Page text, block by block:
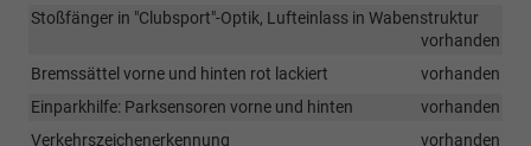
Stoßfänger in "Clubsport"-Optik, Lufteinlass in Wabenstruktur
vorhanden
Bremssättel vorne und hinten rot lackiert
vorhanden
Einparkhilfe: Parksensoren vorne und hinten
vorhanden
Verkehrszeichenerkennung
vorhanden